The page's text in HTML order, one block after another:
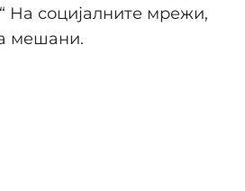
На социјалните мрежи,
мешани.